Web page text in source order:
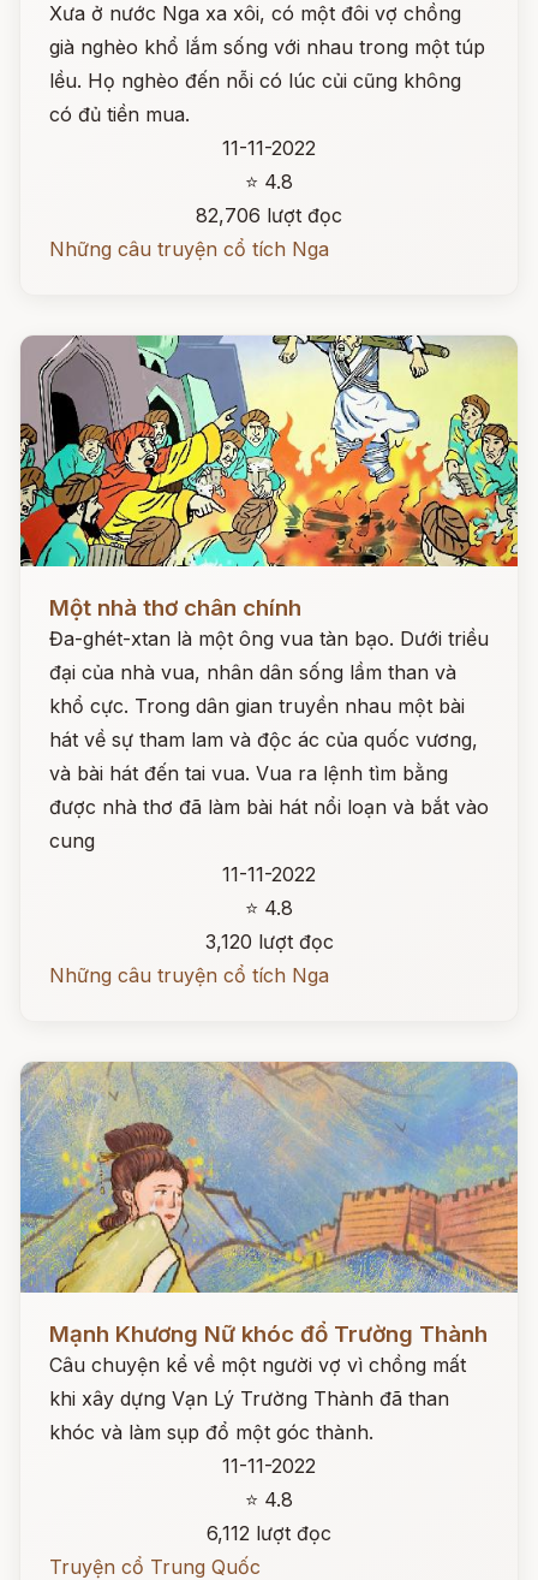
Xưa ở nước Nga xa xôi, có một đôi vợ chồng
già nghèo khổ lắm sống với nhau trong một túp
lều. Họ nghèo đến nỗi có lúc củi cũng không
có đủ tiền mua.
11-11-2022
⭐ 4.8
82,706 lượt đọc
Những câu truyện cổ tích Nga
Một nhà thơ chân chính
Đa-ghét-xtan là một ông vua tàn bạo. Dưới triều
đại của nhà vua, nhân dân sống lầm than và
khổ cực. Trong dân gian truyền nhau một bài
hát về sự tham lam và độc ác của quốc vương,
và bài hát đến tai vua. Vua ra lệnh tìm bằng
được nhà thơ đã làm bài hát nổi loạn và bắt vào
cung
11-11-2022
⭐ 4.8
3,120 lượt đọc
Những câu truyện cổ tích Nga
Mạnh Khương Nữ khóc đổ Trường Thành
Câu chuyện kể về một người vợ vì chồng mất
khi xây dựng Vạn Lý Trường Thành đã than
khóc và làm sụp đổ một góc thành.
11-11-2022
⭐ 4.8
6,112 lượt đọc
Truyện cổ Trung Quốc